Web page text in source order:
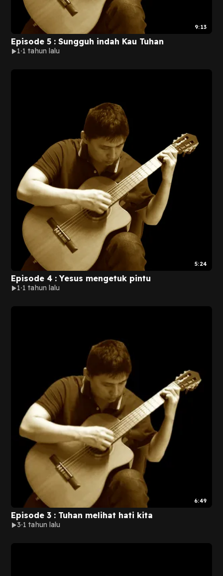
9:13
Episode 5 : Sungguh indah Kau Tuhan
1 1 tahun lalu
5:24
Episode 4 : Yesus mengetuk pintu
1 1 tahun lalu
6:49
Episode 3 : Tuhan melihat hati kita
3 1 tahun lalu